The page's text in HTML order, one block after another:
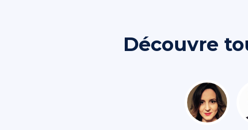
Découvre